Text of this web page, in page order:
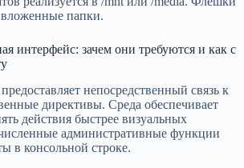
папки.
интерфейс: зачем они требуются и как с
непосредственный связь к
директивы. Среда обеспечивает
действия быстрее визуальных
административные функции
в консольной строке.